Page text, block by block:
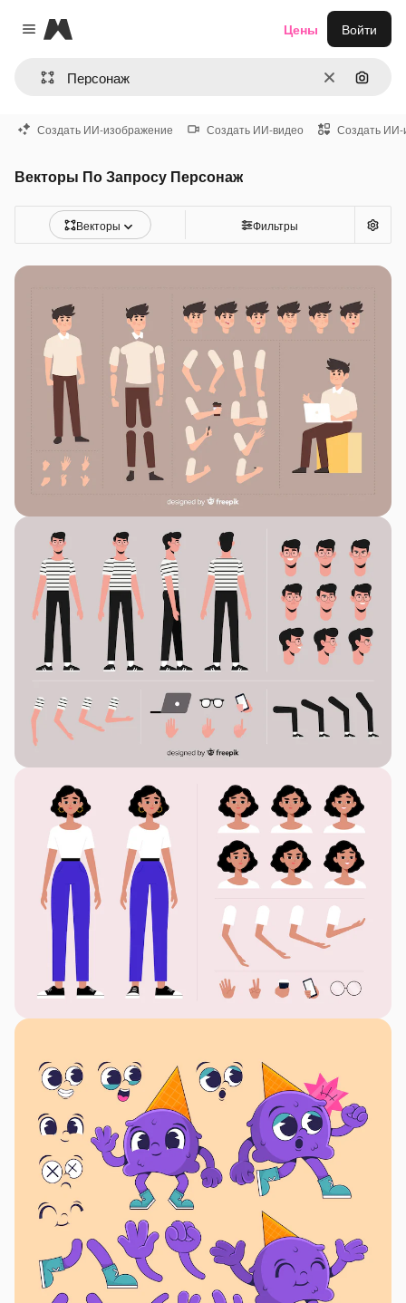
Close menu
Magnific
ОчиститьПоиск
Цены Войти
Создать ИИ-изображение Создать ИИ-видео Создать ИИ-
Векторы По Запросу Персонаж
Векторы Фильтры